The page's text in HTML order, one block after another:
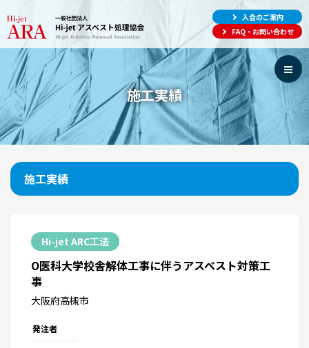
入会のご案内
FAQ・お問い合わせ
施工実績
施工実績
Hi-jet ARC工法
O医科大学校舎解体工事に伴うアスベスト対策工
事
大阪府高槻市
発注者